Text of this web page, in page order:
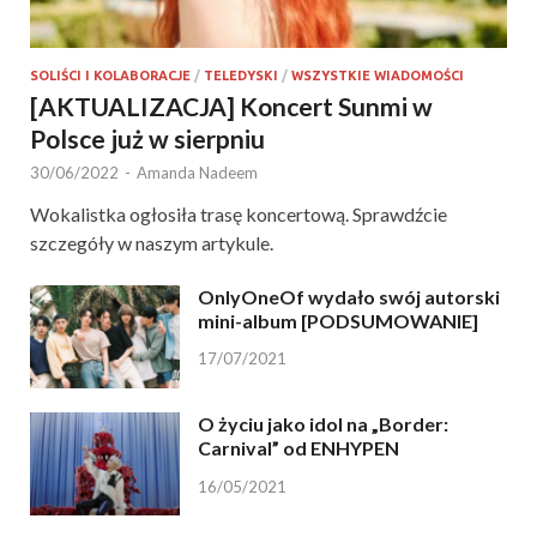
SOLIŚCI I KOLABORACJE / TELEDYSKI / WSZYSTKIE WIADOMOŚCI
[AKTUALIZACJA] Koncert Sunmi w
Polsce już w sierpniu
30/06/2022 - Amanda Nadeem
Wokalistka ogłosiła trasę koncertową. Sprawdźcie
szczegóły w naszym artykule.
OnlyOneOf wydało swój autorski
mini-album [PODSUMOWANIE]
17/07/2021
O życiu jako idol na „Border:
Carnival” od ENHYPEN
16/05/2021